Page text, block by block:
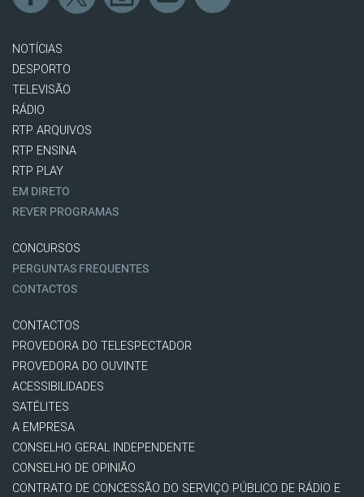
NOTÍCIAS
DESPORTO
TELEVISÃO
RÁDIO
RTP ARQUIVOS
RTP ENSINA
RTP PLAY
EM DIRETO
REVER PROGRAMAS
CONCURSOS
PERGUNTAS FREQUENTES
CONTACTOS
CONTACTOS
PROVEDORA DO TELESPECTADOR
PROVEDORA DO OUVINTE
ACESSIBILIDADES
SATÉLITES
A EMPRESA
CONSELHO GERAL INDEPENDENTE
CONSELHO DE OPINIÃO
CONTRATO DE CONCESSÃO DO SERVIÇO PÚBLICO DE RÁDIO E